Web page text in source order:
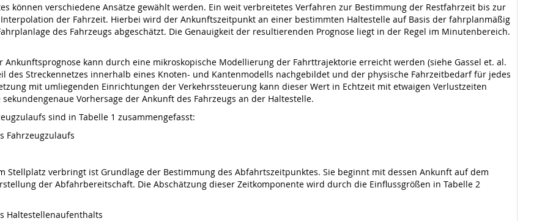
können verschiedene Ansätze gewählt werden. Ein weit verbreitetes Verfahren zur Bestimmung der Restfahrzeit bis zur
der Fahrzeit. Hierbei wird der Ankunftszeitpunkt an einer bestimmten Haltestelle auf Basis der fahrplanmäßig
des Fahrzeugs abgeschätzt. Die Genauigkeit der resultierenden Prognose liegt in der Regel im Minutenbereich.
Ankunftsprognose kann durch eine mikroskopische Modellierung der Fahrttrajektorie erreicht werden (siehe Gassel et. al.
des Streckennetzes innerhalb eines Knoten- und Kantenmodells nachgebildet und der physische Fahrzeitbedarf für jedes
mit umliegenden Einrichtungen der Verkehrssteuerung kann dieser Wert in Echtzeit mit etwaigen Verlustzeiten
Vorhersage der Ankunft des Fahrzeugs an der Haltestelle.
sind in Tabelle 1 zusammengefasst:
Fahrzeugzulaufs
Stellplatz verbringt ist Grundlage der Bestimmung des Abfahrtszeitpunktes. Sie beginnt mit dessen Ankunft auf dem
der Abfahrbereitschaft. Die Abschätzung dieser Zeitkomponente wird durch die Einflussgrößen in Tabelle 2
Haltestellenaufenthalts